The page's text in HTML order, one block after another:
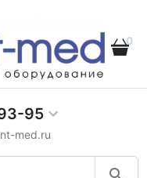
0
95
med.ru